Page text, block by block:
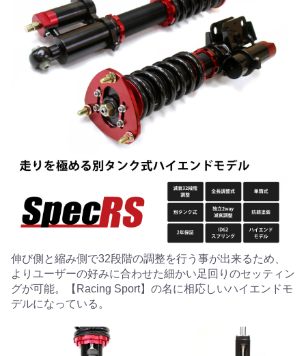
伸び側と縮み側で32段階の調整を行う事が出来るため、
よりユーザーの好みに合わせた細かい足回りのセッティン
グが可能。【Racing Sport】の名に相応しいハイエンドモ
デルになっている。